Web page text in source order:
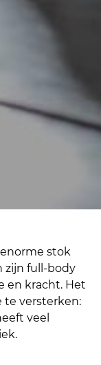
stok
zijn full-body
en kracht. Het
te versterken:
veel